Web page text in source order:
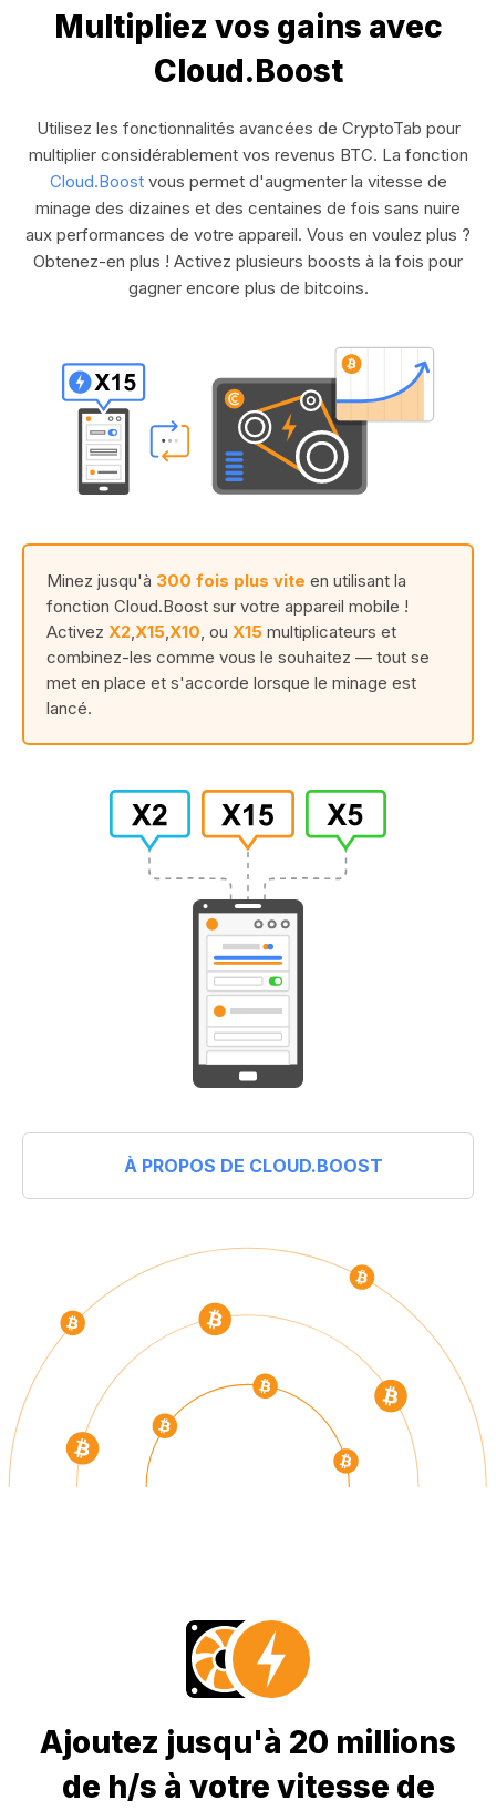
Multipliez vos gains avec
Cloud.Boost
Utilisez les fonctionnalités avancées de CryptoTab pour
multiplier considérablement vos revenus BTC. La fonction
Cloud.Boostvous permet d'augmenter la vitesse de
minage des dizaines et des centaines de fois sans nuire
aux performances de votre appareil. Vous en voulez plus ?
Obtenez-en plus ! Activez plusieurs boosts à la fois pour
gagner encore plus de bitcoins.
Minez jusqu'à 300 fois plus vite en utilisant la
fonction Cloud.Boost sur votre appareil mobile !
Activez X2 X15 X10 , ou X15 multiplicateurs et
combinez-les comme vous le souhaitez — tout se
met en place et s'accorde lorsque le minage est
lancé.
À PROPOS DE CLOUD.BOOST
Ajoutez jusqu'à 20 millions
de h/s à votre vitesse de